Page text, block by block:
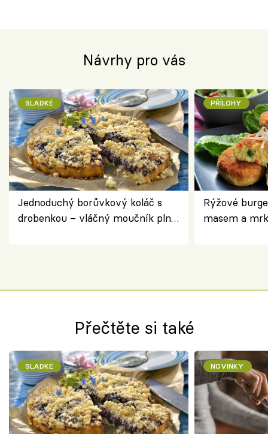
Návrhy pro vás
SLADKÉ
Jednoduchý borůvkový koláč s
drobenkou – vláčný moučník plný
PŘÍLOHY
Rýžové
masem a
Přečtěte si také
SLADKÉ NOVINKY